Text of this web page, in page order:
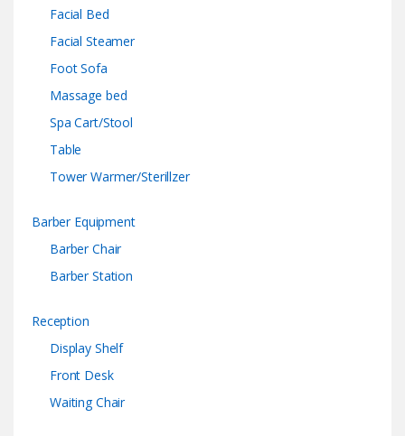
Facial Bed
Facial Steamer
Foot Sofa
Massage bed
Spa Cart/Stool
Table
Tower Warmer/Sterillzer
Barber Equipment
Barber Chair
Barber Station
Reception
Display Shelf
Front Desk
Waiting Chair